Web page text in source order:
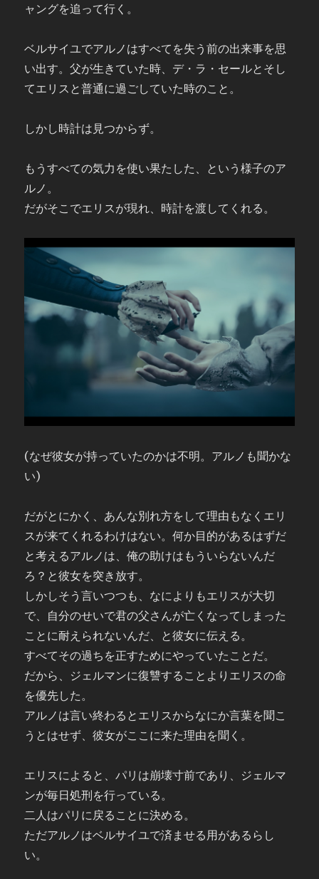
ャングを追って行く。
ベルサイユでアルノはすべてを失う前の出来事を思
い出す。父が生きていた時、デ・ラ・セールとそし
てエリスと普通に過ごしていた時のこと。
しかし時計は見つからず。
もうすべての気力を使い果たした、という様子のア
ルノ。
だがそこでエリスが現れ、時計を渡してくれる。
(なぜ彼女が持っていたのかは不明。アルノも聞かな
い)
だがとにかく、あんな別れ方をして理由もなくエリ
スが来てくれるわけはない。何か目的があるはずだ
と考えるアルノは、俺の助けはもういらないんだ
ろ？と彼女を突き放す。
しかしそう言いつつも、なによりもエリスが大切
で、自分のせいで君の父さんが亡くなってしまった
ことに耐えられないんだ、と彼女に伝える。
すべてその過ちを正すためにやっていたことだ。
だから、ジェルマンに復讐することよりエリスの命
を優先した。
アルノは言い終わるとエリスからなにか言葉を聞こ
うとはせず、彼女がここに来た理由を聞く。
エリスによると、パリは崩壊寸前であり、ジェルマ
ンが毎日処刑を行っている。
二人はパリに戻ることに決める。
ただアルノはベルサイユで済ませる用があるらし
い。